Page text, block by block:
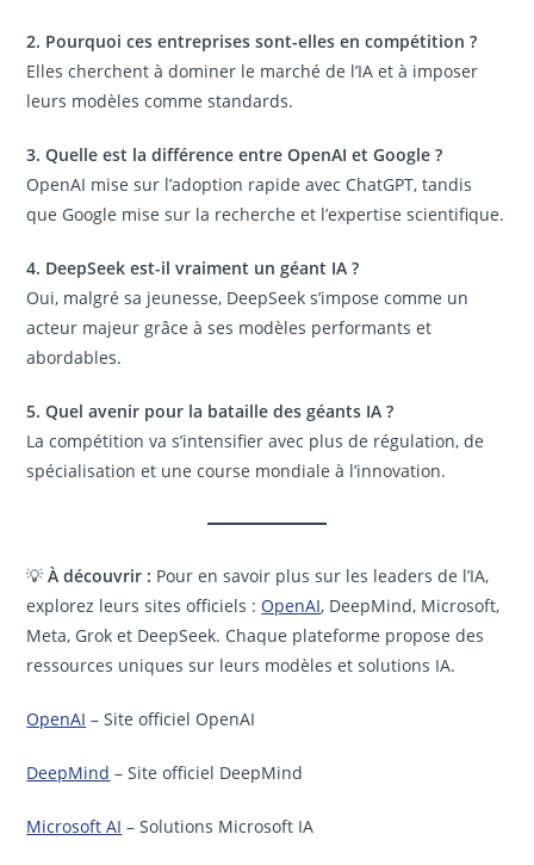
2. Pourquoi ces entreprises sont-elles en compétition ?
Elles cherchent à dominer le marché de l’IA et à imposer
leurs modèles comme standards.
3. Quelle est la différence entre OpenAI et Google ?
OpenAI mise sur l’adoption rapide avec ChatGPT, tandis
que Google mise sur la recherche et l’expertise scientifique.
4. DeepSeek est-il vraiment un géant IA ?
Oui, malgré sa jeunesse, DeepSeek s’impose comme un
acteur majeur grâce à ses modèles performants et
abordables.
5. Quel avenir pour la bataille des géants IA ?
La compétition va s’intensifier avec plus de régulation, de
spécialisation et une course mondiale à l’innovation.
💡À découvrir : Pour en savoir plus sur les leaders de l’IA,
explorez leurs sites officiels :OpenAI, DeepMind, Microsoft,
Meta, Grok et DeepSeek. Chaque plateforme propose des
ressources uniques sur leurs modèles et solutions IA.
OpenAI – Site officiel OpenAI
DeepMind – Site officiel DeepMind
Microsoft AI – Solutions Microsoft IA